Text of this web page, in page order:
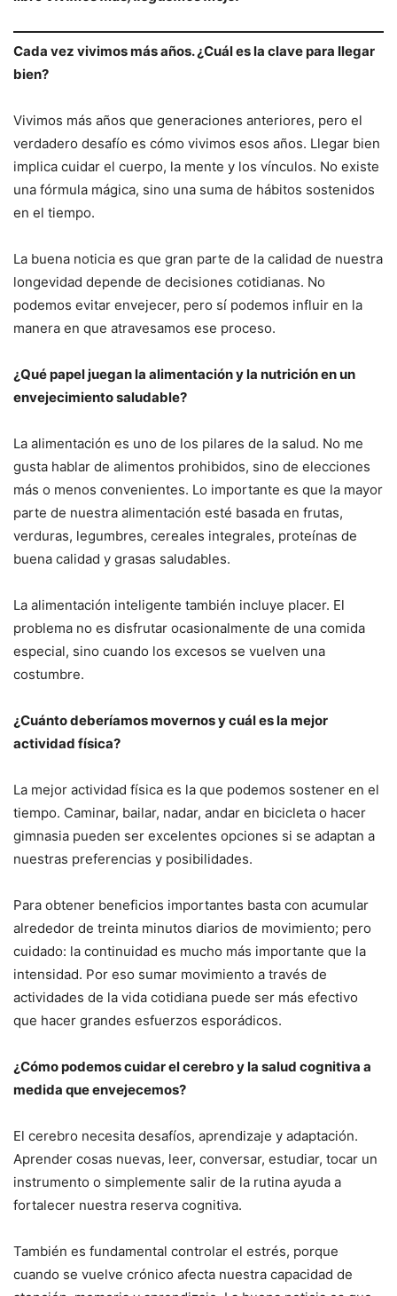
Cada vez vivimos más años. ¿Cuál es la clave para llegar
bien?
Vivimos más años que generaciones anteriores, pero el
verdadero desafío es cómo vivimos esos años. Llegar bien
implica cuidar el cuerpo, la mente y los vínculos. No existe
una fórmula mágica, sino una suma de hábitos sostenidos
en el tiempo.
La buena noticia es que gran parte de la calidad de nuestra
longevidad depende de decisiones cotidianas. No
podemos evitar envejecer, pero sí podemos influir en la
manera en que atravesamos ese proceso.
¿Qué papel juegan la alimentación y la nutrición en un
envejecimiento saludable?
La alimentación es uno de los pilares de la salud. No me
gusta hablar de alimentos prohibidos, sino de elecciones
más o menos convenientes. Lo importante es que la mayor
parte de nuestra alimentación esté basada en frutas,
verduras, legumbres, cereales integrales, proteínas de
buena calidad y grasas saludables.
La alimentación inteligente también incluye placer. El
problema no es disfrutar ocasionalmente de una comida
especial, sino cuando los excesos se vuelven una
costumbre.
¿Cuánto deberíamos movernos y cuál es la mejor
actividad física?
La mejor actividad física es la que podemos sostener en el
tiempo. Caminar, bailar, nadar, andar en bicicleta o hacer
gimnasia pueden ser excelentes opciones si se adaptan a
nuestras preferencias y posibilidades.
Para obtener beneficios importantes basta con acumular
alrededor de treinta minutos diarios de movimiento; pero
cuidado: la continuidad es mucho más importante que la
intensidad. Por eso sumar movimiento a través de
actividades de la vida cotidiana puede ser más efectivo
que hacer grandes esfuerzos esporádicos.
¿Cómo podemos cuidar el cerebro y la salud cognitiva a
medida que envejecemos?
El cerebro necesita desafíos, aprendizaje y adaptación.
Aprender cosas nuevas, leer, conversar, estudiar, tocar un
instrumento o simplemente salir de la rutina ayuda a
fortalecer nuestra reserva cognitiva.
También es fundamental controlar el estrés, porque
cuando se vuelve crónico afecta nuestra capacidad de